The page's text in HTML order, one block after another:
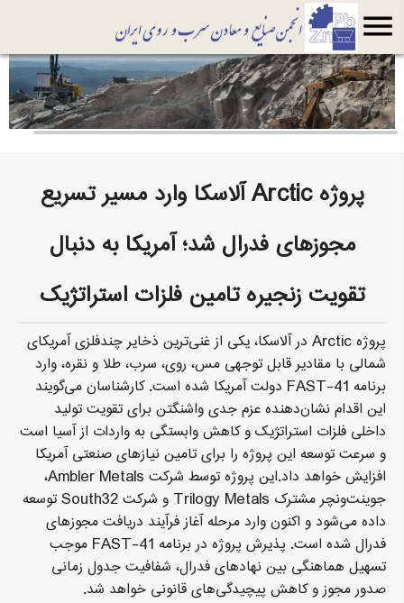
menu
پروژه Arctic آلاسکا وارد مسیر تسریع
مجوزهای فدرال شد؛ آمریکا به دنبال
تقویت زنجیره تامین فلزات استراتژیک
پروژه Arctic در آلاسکا، یکی از غنی‌ترین ذخایر چندفلزی آمریکای
شمالی با مقادیر قابل توجهی مس، روی، سرب، طلا و نقره، وارد
برنامه FAST-41 دولت آمریکا شده است. کارشناسان می‌گویند
این اقدام نشان‌دهنده عزم جدی واشنگتن برای تقویت تولید
داخلی فلزات استراتژیک و کاهش وابستگی به واردات از آسیا است
و سرعت توسعه این پروژه را برای تامین نیازهای صنعتی آمریکا
افزایش خواهد داد.این پروژه توسط شرکت Ambler Metals،
جوینت‌ونچر مشترک Trilogy Metals و شرکت South32 توسعه
داده می‌شود و اکنون وارد مرحله آغاز فرآیند دریافت مجوزهای
فدرال شده است. پذیرش پروژه در برنامه FAST-41 موجب
تسهیل هماهنگی بین نهادهای فدرال، شفافیت جدول زمانی
صدور مجوز و کاهش پیچیدگی‌های قانونی خواهد شد.